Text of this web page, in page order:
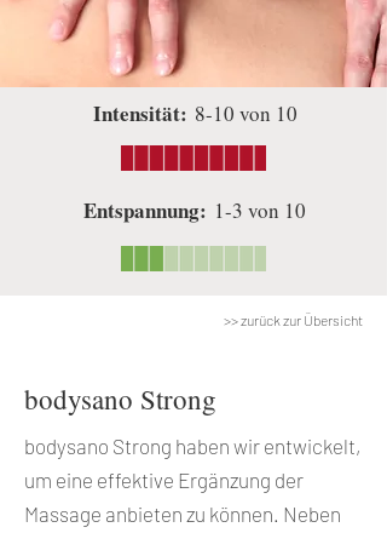
Intensität: 8-10 von 10
Entspannung: 1-3 von 10
>> zurück zur Übersicht
bodysano Strong
bodysano Strong haben wir entwickelt,
um eine effektive Ergänzung der
Massage anbieten zu können. Neben